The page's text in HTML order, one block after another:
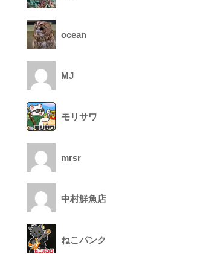
ocean
MJ
モリサワ
mrsr
中村鮮魚店
ねこパンク